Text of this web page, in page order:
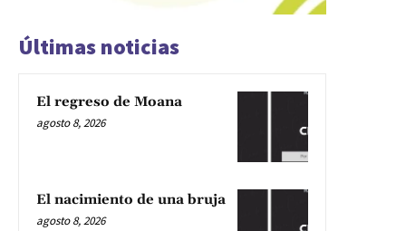
Últimas noticias
El regreso de Moana
agosto 8, 2026
El nacimiento de una bruja
agosto 8, 2026